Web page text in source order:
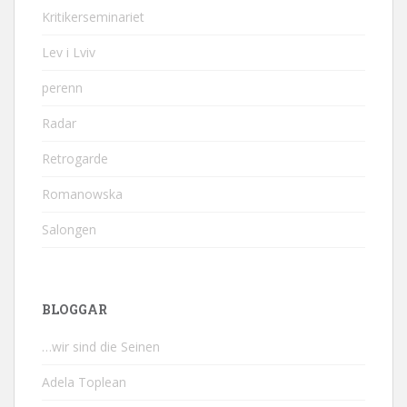
Kritikerseminariet
Lev i Lviv
perenn
Radar
Retrogarde
Romanowska
Salongen
BLOGGAR
…wir sind die Seinen
Adela Toplean